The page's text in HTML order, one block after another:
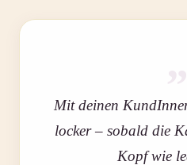
Mit deinen
locker – sobald die
Kopf wie